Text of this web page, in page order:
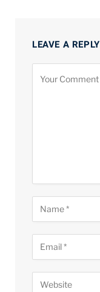
LEAVE A REPLY